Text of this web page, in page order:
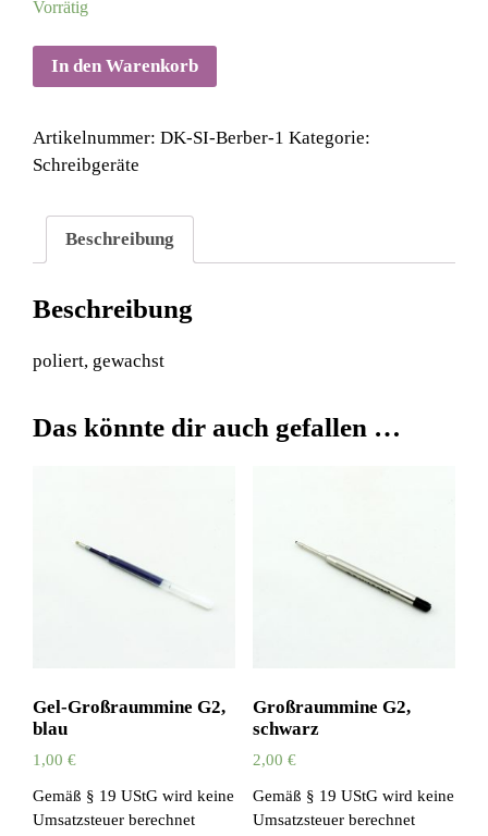
Vorrätig
In den Warenkorb
Artikelnummer: DK-SI-Berber-1 Kategorie:
Schreibgeräte
Beschreibung
Beschreibung
poliert, gewachst
Das könnte dir auch gefallen …
Gel-Großraummine G2,
blau
1,00 €
Gemäß § 19 UStG wird keine
Umsatzsteuer berechnet
Großraummine G2,
schwarz
2,00 €
Gemäß § 19 UStG wird keine
Umsatzsteuer berechnet